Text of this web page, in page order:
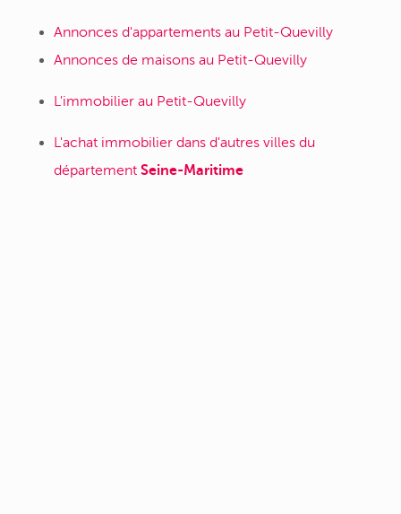
Annonces d'appartements au Petit-Quevilly
Annonces de maisons au Petit-Quevilly
L'immobilier au Petit-Quevilly
L'achat immobilier dans d'autres villes du
département Seine-Maritime